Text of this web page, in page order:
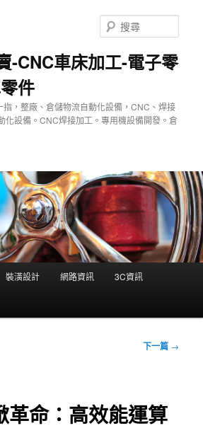
-CNC車床加工-電子零
件
指，整廠、倉儲物流自動化設備，CNC、焊接
化設備。CNC焊接加工。專用機設備開發。倉
尋
裝潢設計 網路資訊 3C資訊
下一篇 →
革命：高效能運算